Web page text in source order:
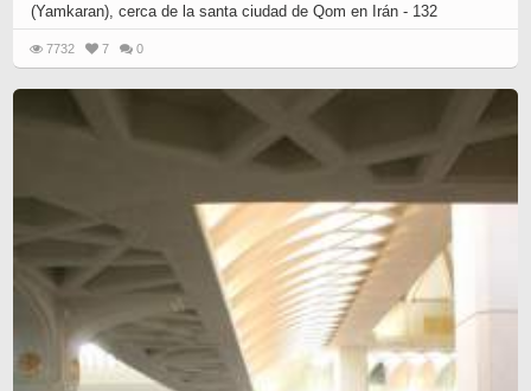
(Yamkaran), cerca de la santa ciudad de Qom en Irán - 132
7732 7 0